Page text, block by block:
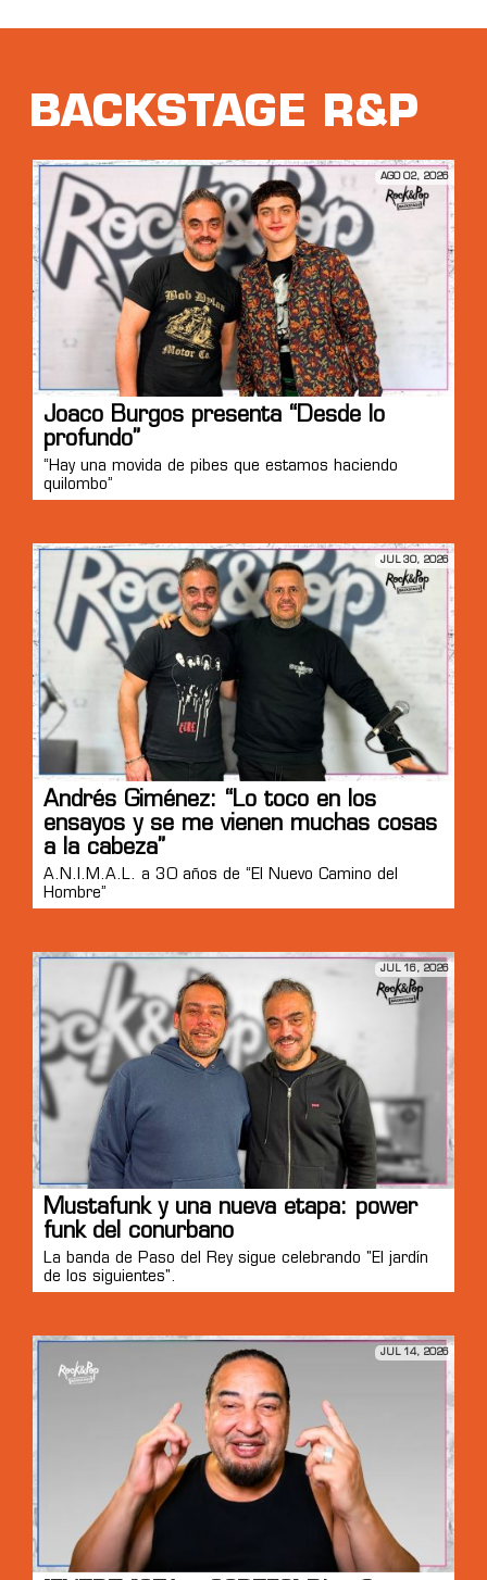
BACKSTAGE R&P
AGO 02, 2026
Joaco Burgos presenta “Desde lo
profundo”
“Hay una movida de pibes que estamos haciendo
quilombo”
JUL 30, 2026
Andrés Giménez: “Lo toco en los
ensayos y se me vienen muchas cosas
a la cabeza”
A.N.I.M.A.L. a 30 años de “El Nuevo Camino del
Hombre”
JUL 16, 2026
Mustafunk y una nueva etapa: power
funk del conurbano
La banda de Paso del Rey sigue celebrando "El jardín
de los siguientes".
JUL 14, 2026